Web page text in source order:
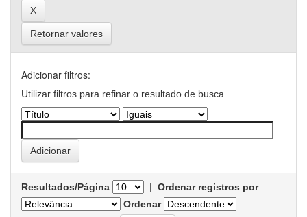
Retornar valores
Adicionar filtros:
Utilizar filtros para refinar o resultado de busca.
Resultados/Página | Ordenar registros por
Ordenar